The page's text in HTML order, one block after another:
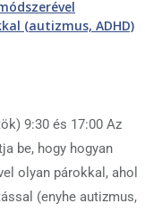
(autizmus, ADHD)
Ft.9:30 és 17:00 Az
be, hogy hogyan
olyan párokkal, ahol
(enyhe autizmus,